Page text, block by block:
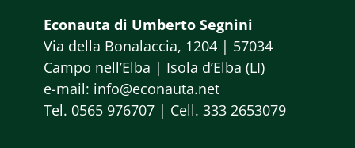
Econauta di Umberto Segnini
Via della Bonalaccia, 1204 | 57034
Campo nell’Elba | Isola d’Elba (LI)
e-mail: info@econauta.net
Tel. 0565 976707 | Cell. 333 2653079